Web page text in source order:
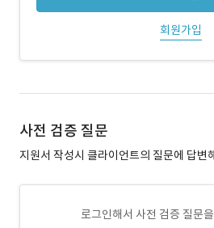
회원가입
사전 검증 질문
지원서 작성시 클라이언트의 질문에 답변
로그인해서 사전 검증 질문